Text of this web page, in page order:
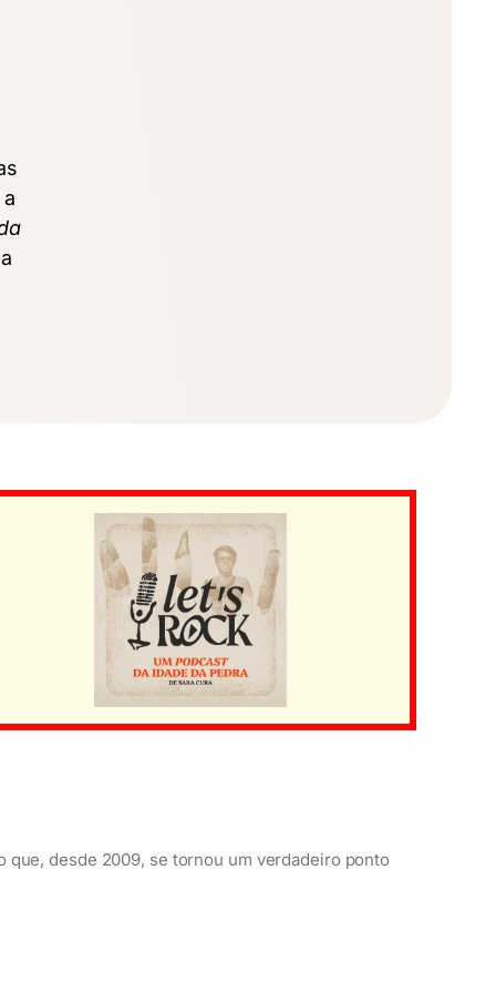
que, desde 2009, se tornou um verdadeiro ponto